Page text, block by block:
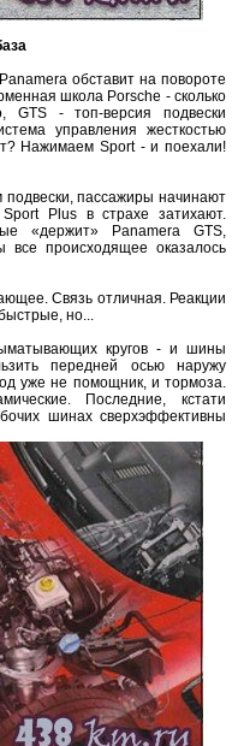
обставит на повороте
школа Porsche - сколько
GTS - топ-версия подвески
управления жесткостью
Нажимаем Sport - и поехали!
подвески, пассажиры начинают
Plus в страхе затихают.
«держит» Panamera GTS,
все происходящее оказалось
Связь отличная. Реакции
но...
кругов - и шины
передней осью наружу
уже не помощник, и тормоза.
Последние, кстати
шинах сверхэффективны